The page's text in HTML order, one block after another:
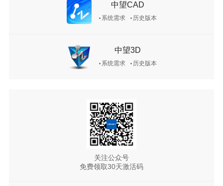
中望CAD
系统需求 历史版本
中望3D
系统需求 历史版本
关注公众号
免费领取30天激活码